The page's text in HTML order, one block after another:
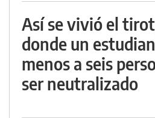
Así se vivió el
donde un
menos a seis
ser neutralizado